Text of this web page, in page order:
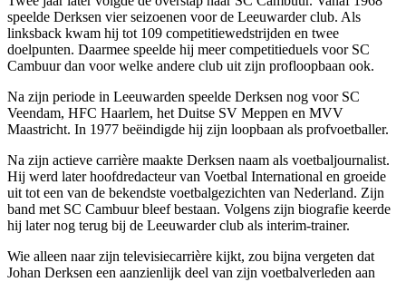
speelde Derksen vier seizoenen voor de Leeuwarder club. Als
linksback kwam hij tot 109 competitiewedstrijden en twee
doelpunten. Daarmee speelde hij meer competitieduels voor SC
Cambuur dan voor welke andere club uit zijn profloopbaan ook.
Na zijn periode in Leeuwarden speelde Derksen nog voor SC
Veendam, HFC Haarlem, het Duitse SV Meppen en MVV
Maastricht. In 1977 beëindigde hij zijn loopbaan als profvoetballer.
Na zijn actieve carrière maakte Derksen naam als voetbaljournalist.
Hij werd later hoofdredacteur van Voetbal International en groeide
uit tot een van de bekendste voetbalgezichten van Nederland. Zijn
band met SC Cambuur bleef bestaan. Volgens zijn biografie keerde
hij later nog terug bij de Leeuwarder club als interim-trainer.
Wie alleen naar zijn televisiecarrière kijkt, zou bijna vergeten dat
Johan Derksen een aanzienlijk deel van zijn voetbalverleden aan